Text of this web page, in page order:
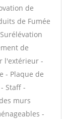
de
de Fumée
de
l'extérieur -
- Plaque de
Staff -
murs
-